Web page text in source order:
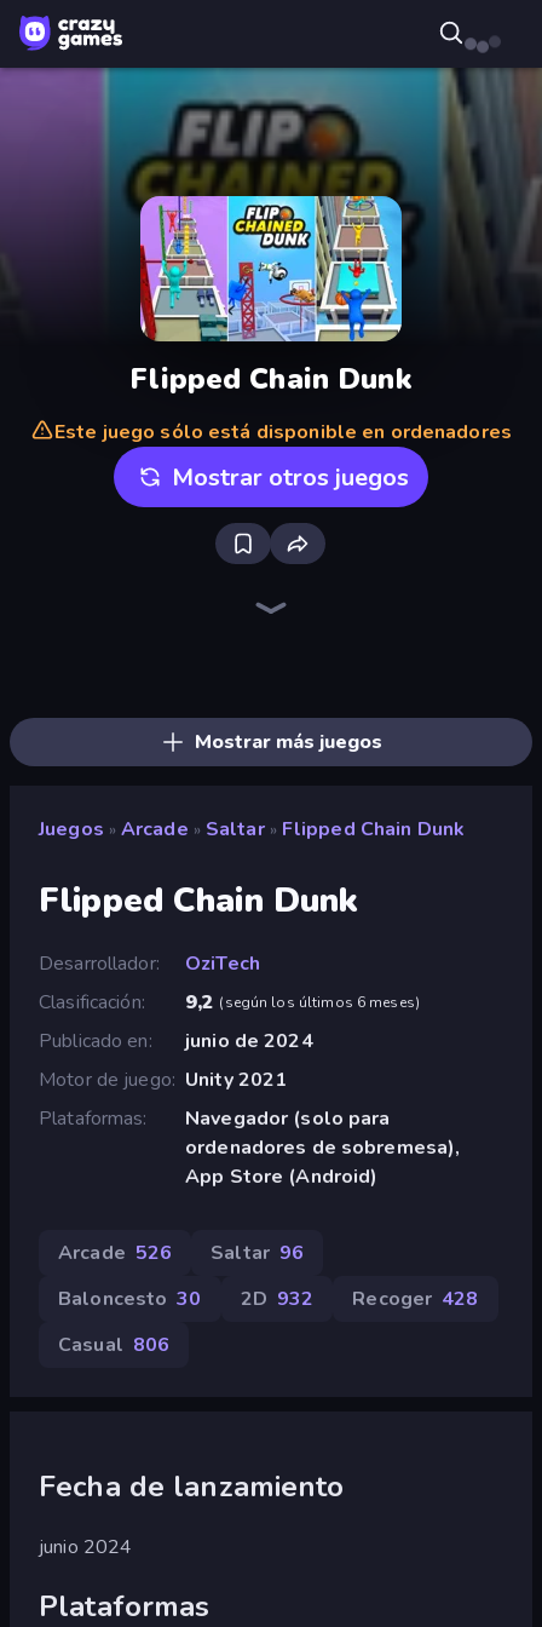
Flipped Chain Dunk
Este juego sólo está disponible en ordenadores
Mostrar otros juegos
Mostrar más juegos
Juegos » Arcade » Saltar » Flipped Chain Dunk
Flipped Chain Dunk
Desarrollador
OziTech
Clasificación
9,2 (según los últimos 6 meses)
Publicado en
junio de 2024
Motor de juego Unity 2021
Plataformas
Navegador (solo para
ordenadores de sobremesa),
App Store (Android)
Arcade 526 Saltar 96
Baloncesto 30 2D 932 Recoger 428
Casual 806
Fecha de lanzamiento
junio 2024
Plataformas